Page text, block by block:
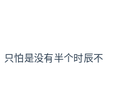
怕是没有半个时辰不